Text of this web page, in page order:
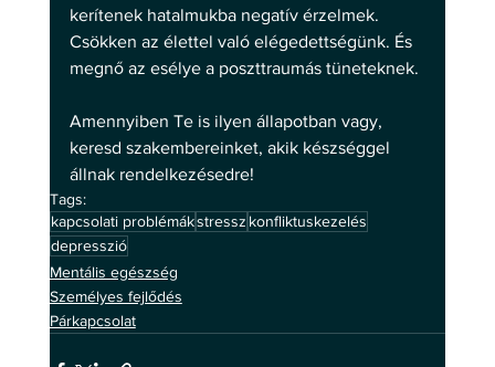
kerítenek hatalmukba negatív érzelmek.
Csökken az élettel való elégedettségünk. És
megnő az esélye a poszttraumás tüneteknek.
Amennyiben Te is ilyen állapotban vagy,
keresd szakembereinket, akik készséggel
állnak rendelkezésedre!
Tags:
kapcsolati problémákstressz konfliktuskezelés
depresszió
Mentális egészség
Személyes fejlődés
Párkapcsolat